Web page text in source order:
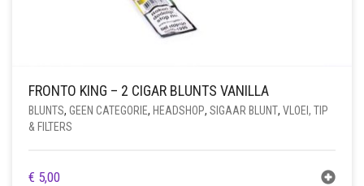
FRONTO KING – 2 CIGAR BLUNTS VANILLA
BLUNTS, GEEN CATEGORIE, HEADSHOP, SIGAAR BLUNT, VLOEI, TIP
& FILTERS
€ 5,00